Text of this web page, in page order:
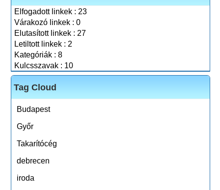
Elfogadott linkek : 23
Várakozó linkek : 0
Elutasított linkek : 27
Letiltott linkek : 2
Kategóriák : 8
Kulcsszavak : 10
Tag Cloud
Budapest
Győr
Takarítócég
debrecen
iroda